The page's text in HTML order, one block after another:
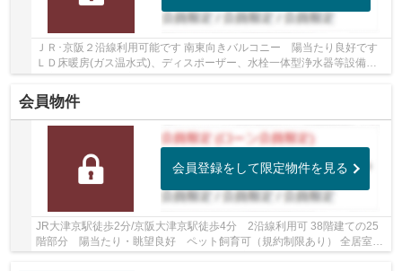
ＪＲ･京阪２沿線利用可能です 南東向きバルコニー 陽当たり良好です
ＬＤ床暖房(ガス温水式)、ディスポーザー、水栓一体型浄水器等設備が
充実 共用施設も充実しています ウォークイン...
会員物件
会員登録をして限定物件を見る
JR大津京駅徒歩2分/京阪大津京駅徒歩4分 2沿線利用可 38階建ての25
階部分 陽当たり・眺望良好 ペット飼育可（規約制限あり） 全居室6